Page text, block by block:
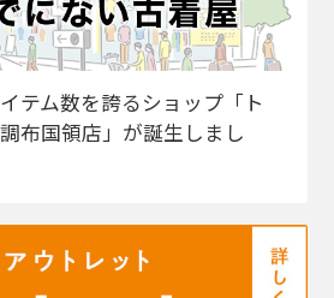
テム数を誇るショップ「ト
布国領店」が誕生しまし